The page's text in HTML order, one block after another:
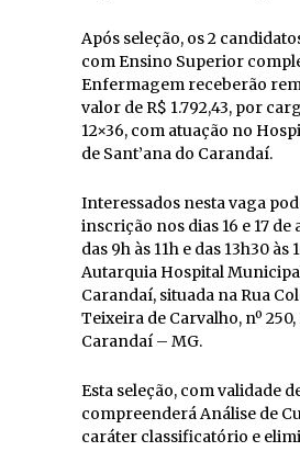
Após seleção, os 2
com Ensino Superior
Enfermagem receberão
valor de R$ 1.792,43, por
12×36, com atuação no
de Sant’ana do Carandaí.
Interessados nesta vaga
inscrição nos dias 16 e 17 de
das 9h às 11h e das 13h30 às
Autarquia Hospital
Carandaí, situada na Rua
Teixeira de Carvalho, nº
Carandaí – MG.
Esta seleção, com validade
compreenderá Análise de
caráter classificatório e